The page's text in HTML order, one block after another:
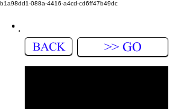
b1a98dd1-088a-4416-a4cd-cd6ff47b49dc
BACK >> GO